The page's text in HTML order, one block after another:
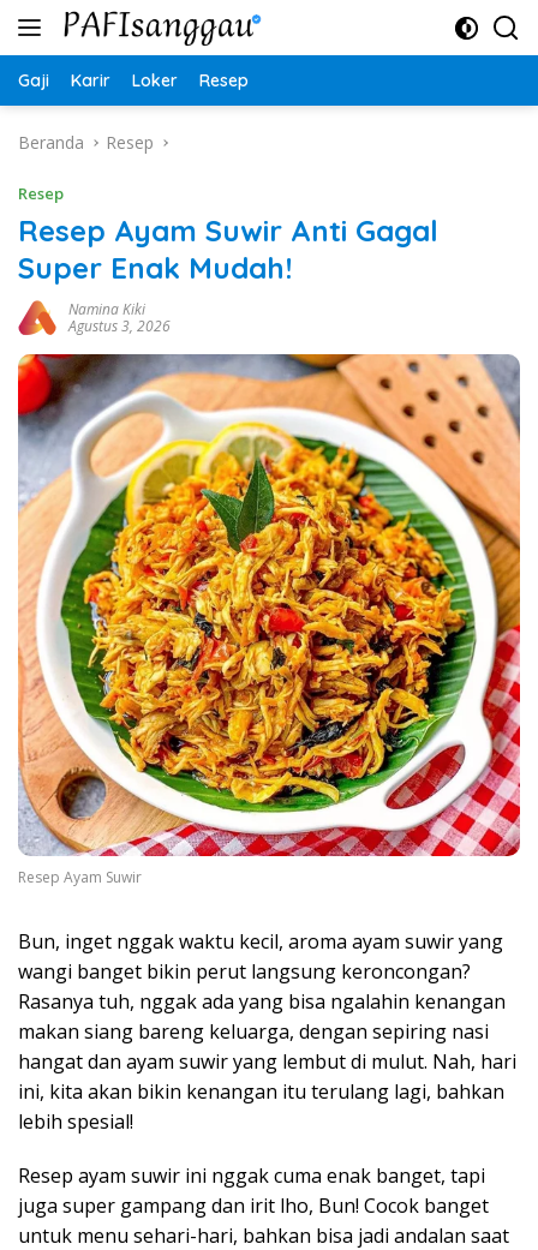
Langsung
Gaji Karir Loker Resep
Beranda Resep
Resep
Resep Ayam Suwir Anti Gagal
Super Enak Mudah!
Namina Kiki
Agustus 3, 2026
Resep Ayam Suwir
Bun, inget nggak waktu kecil, aroma ayam suwir yang
wangi banget bikin perut langsung keroncongan?
Rasanya tuh, nggak ada yang bisa ngalahin kenangan
makan siang bareng keluarga, dengan sepiring nasi
hangat dan ayam suwir yang lembut di mulut. Nah, hari
ini, kita akan bikin kenangan itu terulang lagi, bahkan
lebih spesial!
Resep ayam suwir ini nggak cuma enak banget, tapi
juga super gampang dan irit lho, Bun! Cocok banget
untuk menu sehari-hari, bahkan bisa jadi andalan saat